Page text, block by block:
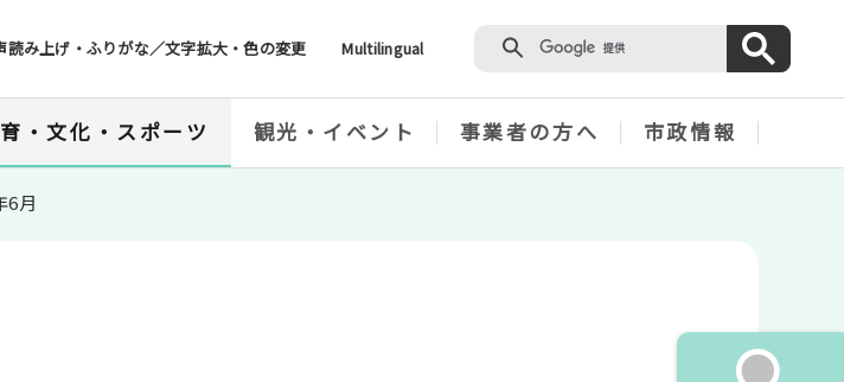
読み上げ・ふりがな／文字拡大・色の変更 Multilingual
・文化・スポーツ 観光・イベント 事業者の方へ 市政情報
6月